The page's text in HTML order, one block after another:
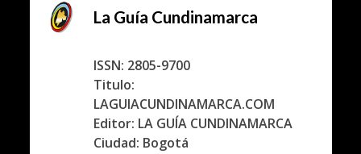
La Guía Cundinamarca
ISSN: 2805-9700
Titulo:
LAGUIACUNDINAMARCA.COM
Editor: LA GUÍA CUNDINAMARCA
Ciudad: Bogotá